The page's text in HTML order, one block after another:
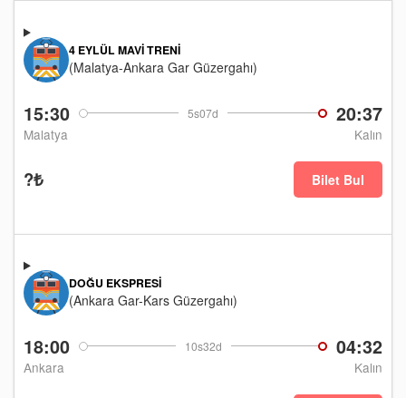
15:30 5s07d 20:37
Malatya Kalın
4 EYLÜL MAVI TRENI
(Malatya-Ankara Gar Güzergahı)
?₺ Bilet Bul
18:00 10s32d 04:32
Ankara Kalın
DOĞU EKSPRESI
(Ankara Gar-Kars Güzergahı)